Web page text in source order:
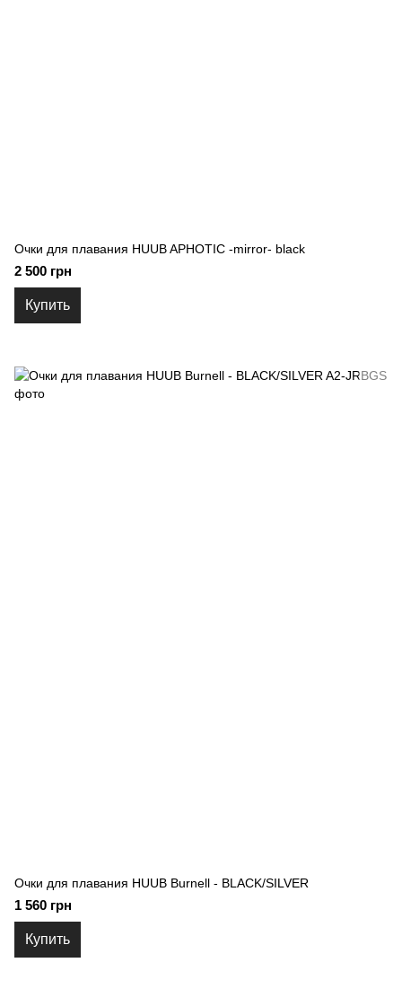
Очки для плавания HUUB APHOTIC -mirror- black
2 500 грн
Купить
Очки для плавания HUUB Burnell - BLACK/SILVER
1 560 грн
Купить